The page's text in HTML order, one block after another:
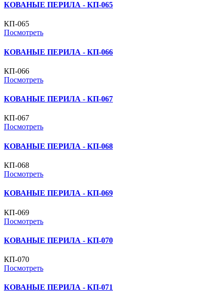
КОВАНЫЕ ПЕРИЛА - КП-065
КП-065
Посмотреть
КОВАНЫЕ ПЕРИЛА - КП-066
КП-066
Посмотреть
КОВАНЫЕ ПЕРИЛА - КП-067
КП-067
Посмотреть
КОВАНЫЕ ПЕРИЛА - КП-068
КП-068
Посмотреть
КОВАНЫЕ ПЕРИЛА - КП-069
КП-069
Посмотреть
КОВАНЫЕ ПЕРИЛА - КП-070
КП-070
Посмотреть
КОВАНЫЕ ПЕРИЛА - КП-071